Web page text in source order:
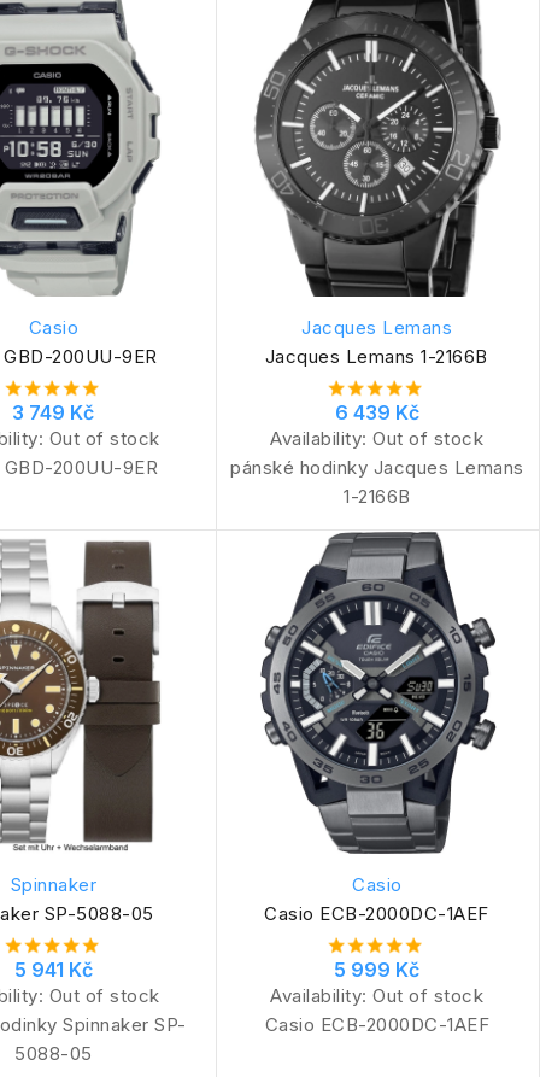
Casio
200UU-9ER
3 749 Kč
Out of stock
200UU-9ER
Jacques Lemans
Jacques Lemans 1-2166B
6 439 Kč
Availability:Out of stock
pánské hodinky Jacques Lemans
1-2166B
Spinnaker
SP-5088-05
5 941 Kč
Out of stock
Spinnaker SP-
5088-05
Casio
Casio ECB-2000DC-1AEF
5 999 Kč
Availability:Out of stock
Casio ECB-2000DC-1AEF